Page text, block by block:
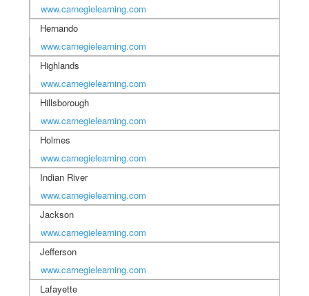
www.carnegielearning.com
Hernando
www.carnegielearning.com
Highlands
www.carnegielearning.com
Hillsborough
www.carnegielearning.com
Holmes
www.carnegielearning.com
Indian River
www.carnegielearning.com
Jackson
www.carnegielearning.com
Jefferson
www.carnegielearning.com
Lafayette